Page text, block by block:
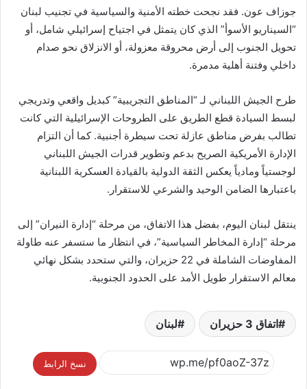
جوزاف عون. فقد نجحت خطته الأمنية والسياسية في تجنيب لبنان
“السيناريو الأسوأ” الذي كان يتمثل في اجتياح إسرائيلي شامل، أو
تحويل الجنوب إلى أرض محروقة معزولة، أو الانزلاق نحو صدام
داخلي وفتنة أهلية مدمرة.
طرح الجيش اللبناني لـ “المناطق التجريبية” كبديل واقعي وتدريجي
لبسط السيادة قطع الطريق على الطروحات الإسرائيلية التي كانت
تطالب بفرض مناطق عازلة تحت سيطرة أجنبية. كما أن التزام
الإدارة الأمريكية الصريح بدعم وتطوير قدرات الجيش اللبناني
لوجستياً ومادياً يعكس الثقة الدولية بالقيادة العسكرية اللبنانية
باعتبارها الضامن الوحيد والشرعي للاستقرار.
ينتقل لبنان اليوم، بفضل هذا الاتفاق، من مرحلة “إدارة النيران” إلى
مرحلة “إدارة المخاطر السياسية”، في انتظار ما ستسفر عنه طاولة
المفاوضات الشاملة في 22 حزيران، والتي ستحدد بشكل نهائي
معالم الاستقرار طويل الأمد على الحدود الجنوبية.
اتفاق 3 حزيران لبنان
نسخ الرابط